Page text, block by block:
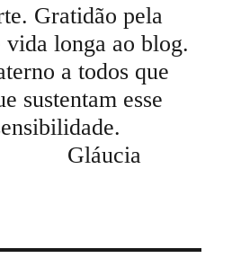
Gratidão pela
vida longa ao blog.
a todos que
sustentam esse